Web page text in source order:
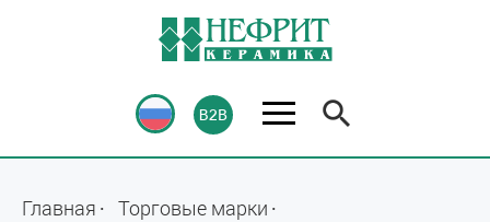
Главная
Торговые марки